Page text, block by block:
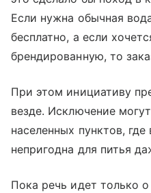
Если нужна обычная
бесплатно, а если
брендированную, то
При этом инициативу
везде. Исключение
населенных пунктов,
непригодна для питья
Пока речь идет только